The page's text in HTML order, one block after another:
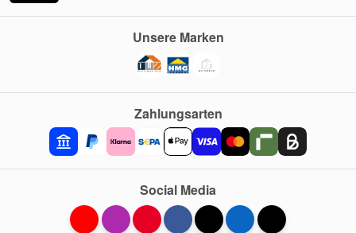
Zahlungsarten
Unsere Marken
Social Media